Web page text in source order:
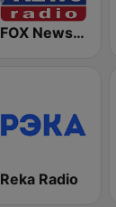
FOX News Radio
Reka Radio